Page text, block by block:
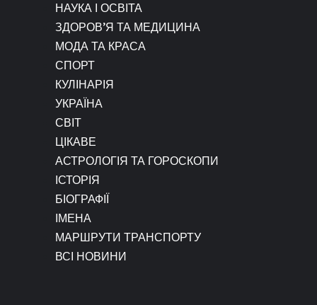
НАУКА І ОСВІТА
ЗДОРОВ’Я ТА МЕДИЦИНА
МОДА ТА КРАСА
СПОРТ
КУЛІНАРІЯ
УКРАЇНА
СВІТ
ЦІКАВЕ
АСТРОЛОГІЯ ТА ГОРОСКОПИ
ІСТОРІЯ
БІОГРАФІЇ
ІМЕНА
МАРШРУТИ ТРАНСПОРТУ
ВСІ НОВИНИ